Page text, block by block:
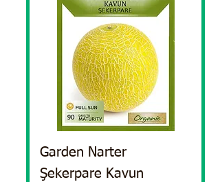
Garden Narter
Şekerpare Kavun